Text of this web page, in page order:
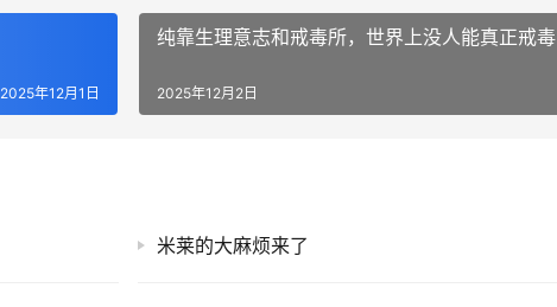
2025年12月1日
纯靠生理意志和戒毒所，世界上没人能真正戒毒
2025年12月2日
米莱的大麻烦来了